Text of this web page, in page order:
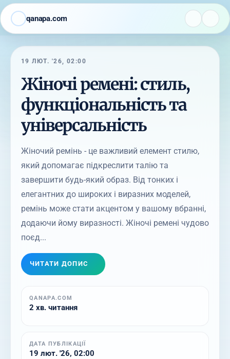
qanapa.com
19 ЛЮТ. '26, 02:00
Жіночі ремені: стиль,
функціональність та
універсальність
Жіночий ремінь - це важливий елемент стилю,
який допомагає підкреслити талію та
завершити будь-який образ. Від тонких і
елегантних до широких і виразних моделей,
ремінь може стати акцентом у вашому вбранні,
додаючи йому виразності. Жіночі ремені чудово
поєд...
ЧИТАТИ ДОПИС
QANAPA.COM
2 хв. читання
ДАТА ПУБЛІКАЦІЇ
19 лют. '26, 02:00